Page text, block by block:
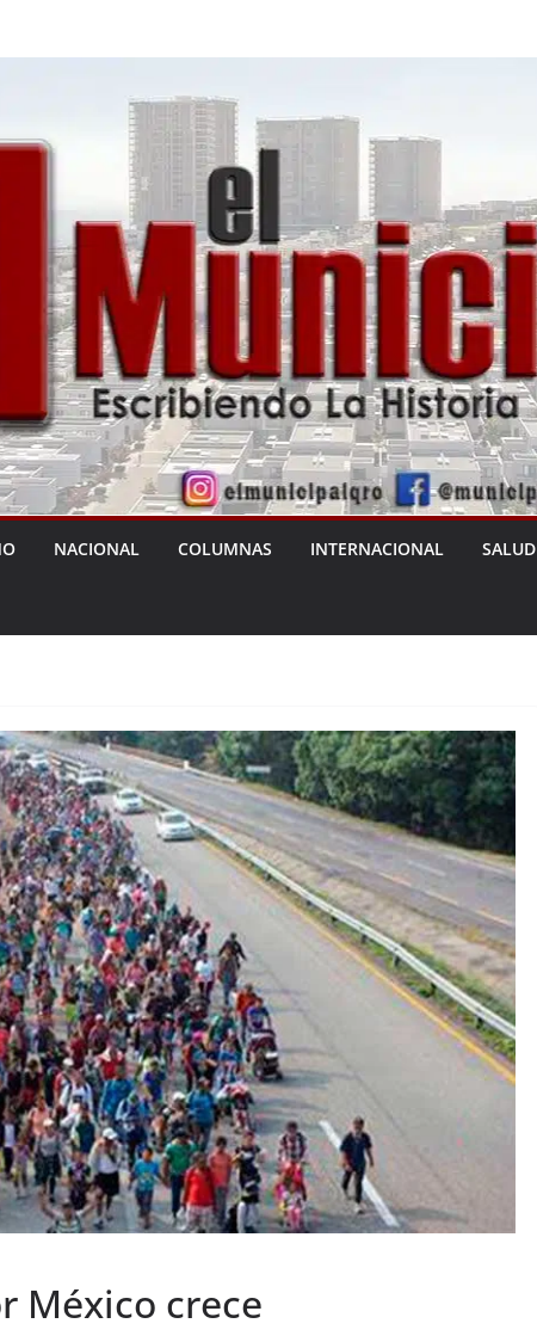
NACIONAL COLUMNAS INTERNACIONAL SALUD
México crece